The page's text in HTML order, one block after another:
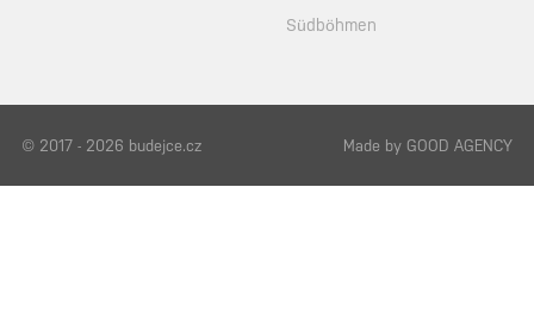
Südböhmen
© 2017 - 2026 budejce.cz Made by GOOD AGENCY